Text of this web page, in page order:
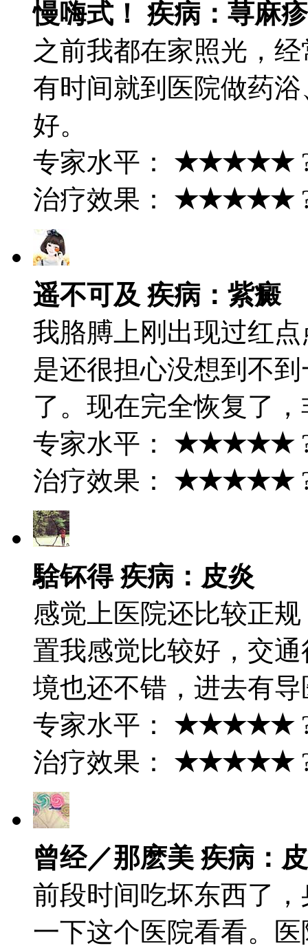
慢嗨式！ 疾病：荨麻疹
之前我都在家照光，
有时间就到医院做药
好。
专家水平： ★★★★★
治疗效果： ★★★★★
遥不可及 疾病：紫癜
我胳膊上刚出现过红
是还很担心没想到不
了。现在完全恢复了
专家水平： ★★★★★
治疗效果： ★★★★★
騇钚得 疾病：皮炎
感觉上医院还比较正
置我感觉比较好，交
境也还不错，进去有
专家水平： ★★★★★
治疗效果： ★★★★★
曾经／那麽美 疾病：
前段时间吃坏东西了
一下这个医院看看。